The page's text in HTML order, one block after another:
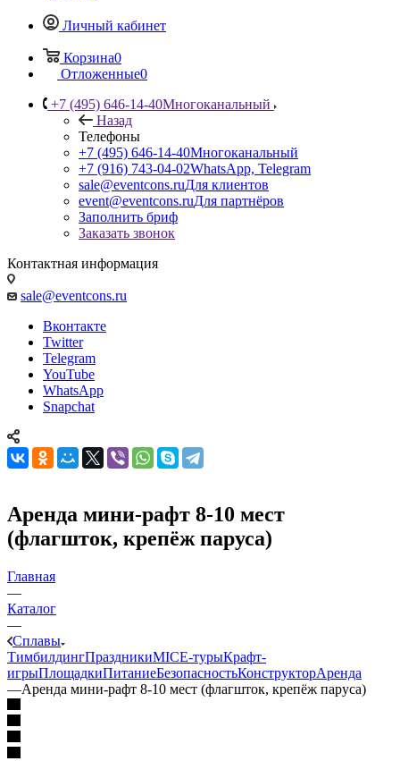
Личный кабинет
Корзина0
Отложенные0
+7 (495) 646-14-40Многоканальный
Назад
Телефоны
+7 (495) 646-14-40Многоканальный
+7 (916) 743-04-02WhatsApp, Telegram
sale@eventcons.ruДля клиентов
event@eventcons.ruДля партнёров
Заполнить бриф
Заказать звонок
Контактная информация
sale@eventcons.ru
Вконтакте
Twitter
Telegram
YouTube
WhatsApp
Snapchat
Аренда мини-рафт 8-10 мест
(флагшток, крепёж паруса)
Главная
—
Каталог
—
Сплавы
ТимбилдингПраздникиMICE‑турыКрафт-
игрыПлощадкиПитаниеБезопасностьКонструкторАренда
—Аренда мини-рафт 8-10 мест (флагшток, крепёж паруса)